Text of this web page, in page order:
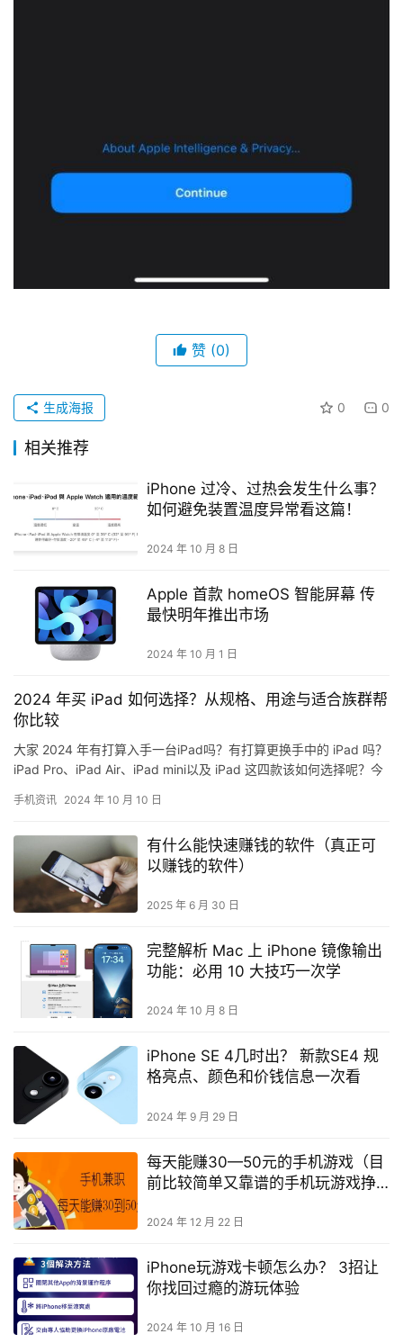
赞 (0)
0 0
生成海报
相关推荐
iPhone 过冷、过热会发生什么事？
如何避免装置温度异常看这篇！
2024 年 10 月 8 日
Apple 首款 homeOS 智能屏幕 传
最快明年推出市场
2024 年 10 月 1 日
2024 年买 iPad 如何选择？从规格、用途与适合族群帮
你比较
大家 2024 年有打算入手一台iPad吗？有打算更换手中的 iPad 吗？
iPad Pro、iPad Air、iPad mini以及 iPad 这四款该如何选择呢？今
手机资讯 2024 年 10 月 10 日
有什么能快速赚钱的软件（真正可
以赚钱的软件）
2025 年 6 月 30 日
完整解析 Mac 上 iPhone 镜像输出
功能：必用 10 大技巧一次学
2024 年 10 月 8 日
iPhone SE 4几时出？ 新款SE4 规
格亮点、颜色和价钱信息一次看
2024 年 9 月 29 日
每天能赚30—50元的手机游戏（目
前比较简单又靠谱的手机玩游戏挣
2024 年 12 月 22 日
iPhone玩游戏卡顿怎么办？ 3招让
你找回过瘾的游玩体验
2024 年 10 月 16 日